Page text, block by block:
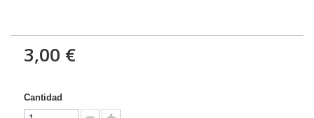
3,00 €
Cantidad